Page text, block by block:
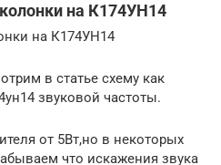
на К174УН14
на К174УН14
в статье схему как
звуковой частоты.
от 5Вт,но в некоторых
что искажения звука